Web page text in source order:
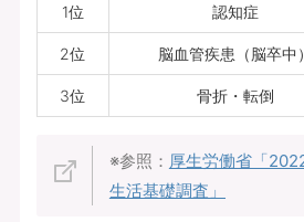
1位 認知症
2位 脳血管疾患（脳卒中）
3位 骨折・転倒
※参照： 厚生労働省「
生活基礎調査」